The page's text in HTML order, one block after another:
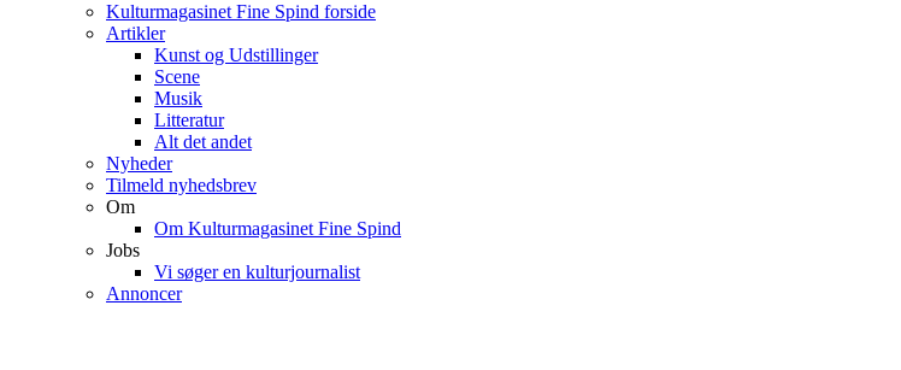
Kulturmagasinet Fine Spind forside
Artikler
Kunst og Udstillinger
Scene
Musik
Litteratur
Alt det andet
Nyheder
Tilmeld nyhedsbrev
Om
Om Kulturmagasinet Fine Spind
Jobs
Vi søger en kulturjournalist
Annoncer